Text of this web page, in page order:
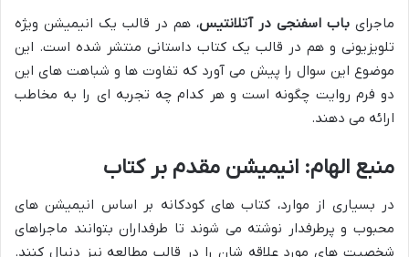
ماجرای باب اسفنجی در آتلانتیس، هم در قالب یک انیمیشن ویژه
تلویزیونی و هم در قالب یک کتاب داستانی منتشر شده است. این
موضوع این سوال را پیش می آورد که تفاوت ها و شباهت های این
دو فرم روایت چگونه است و هر کدام چه تجربه ای را به مخاطب
ارائه می دهند.
منبع الهام: انیمیشن مقدم بر کتاب
در بسیاری از موارد، کتاب های کودکانه بر اساس انیمیشن های
محبوب و پرطرفدار نوشته می شوند تا طرفداران بتوانند ماجراهای
شخصیت های مورد علاقه شان را در قالب مطالعه نیز دنبال کنند.